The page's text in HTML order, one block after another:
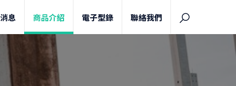
息 商品介紹 電子型錄 聯絡我們